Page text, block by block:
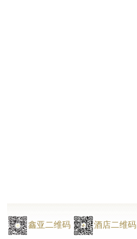
鑫亚二维码 酒店二维码